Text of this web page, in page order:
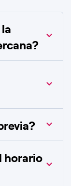
horario